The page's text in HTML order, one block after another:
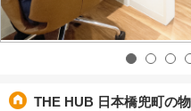
THE HUB 日本橋兜町の